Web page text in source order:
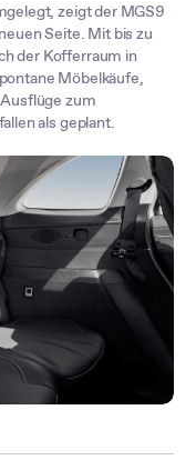
zeigt der MGS9
Seite. Mit bis zu
der Kofferraum in
Möbelkäufe,
zum
als geplant.